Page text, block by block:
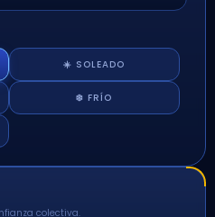
☀️ SOLEADO
❄️ FRÍO
colectiva.